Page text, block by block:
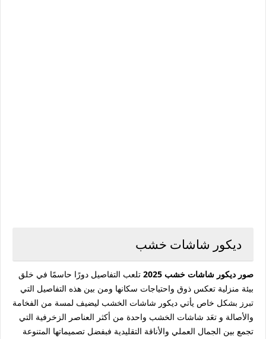
ديكور شاشات خشب
صور ديكور شاشات خشب 2025
تلعب التفاصيل دورًا حاسمًا في خلق
بيئة منزلية تعكس ذوق واحتياجات سكانها ومن بين هذه التفاصيل التي
تبرز بشكل خاص يأتي ديكور شاشات الخشب ليضيف لمسة من الفخامة
والأصالة و تعَد شاشات الخشب واحدة من أكثر العناصر الزخرفية التي
تجمع بين الجمال العملي والأناقة التقليدية فبفضل تصميماتها المتنوعة